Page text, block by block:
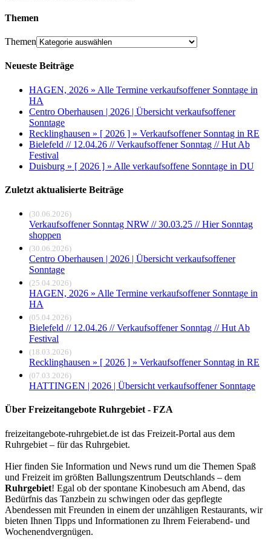
Themen
Themen
Neueste Beiträge
HAGEN, 2026 » Alle Termine verkaufsoffener Sonntage in
HA
Centro Oberhausen | 2026 | Übersicht verkaufsoffener
Sonntage
Recklinghausen » [ 2026 ] » Verkaufsoffener Sonntag in RE
Bielefeld // 12.04.26 // Verkaufsoffener Sonntag // Hut Ab
Festival
Duisburg » [ 2026 ] » Alle verkaufsoffene Sonntage in DU
Zuletzt aktualisierte Beiträge
(30.06.2026)
Verkaufsoffener Sonntag NRW // 30.03.25 // Hier Sonntag
shoppen
(30.06.2026)
Centro Oberhausen | 2026 | Übersicht verkaufsoffener
Sonntage
(25.04.2026)
HAGEN, 2026 » Alle Termine verkaufsoffener Sonntage in
HA
(05.04.2026)
Bielefeld // 12.04.26 // Verkaufsoffener Sonntag // Hut Ab
Festival
(18.03.2026)
Recklinghausen » [ 2026 ] » Verkaufsoffener Sonntag in RE
(07.03.2026)
HATTINGEN | 2026 | Übersicht verkaufsoffener Sonntage
Über Freizeitangebote Ruhrgebiet - FZA
freizeitangebote-ruhrgebiet.de ist das Freizeit-Portal aus dem
Ruhrgebiet – für das Ruhrgebiet.
Hier finden Sie Information und News rund um die Themen Spaß
und Freizeit im größten Ballungszentrum Deutschlands – dem
Ruhrgebiet! Egal ob der spontane Kinobesuch am Abend, das
Bedürfnis das Tanzbein zu schwingen oder das gepflegte
Abendessen mit Freunden in einem der unzähligen Restaurants, wir
bieten Ihnen Tipps und Informationen zu Ihrem Feierabend- und
Wochenendvergnügen.